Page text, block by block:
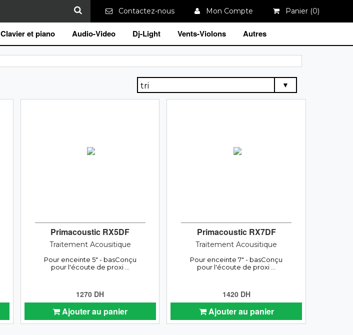
Contactez-nous Mon Compte Panier (0)
Clavier et piano Audio-Video Dj-Light Vents-Violons Autres
Primacoustic RX5DF
Traitement Acousitique
Pour enceinte 5" - basConçu
pour l'écoute de proxi ...
1270 DH
Ajouter au panier
Primacoustic RX7DF
Traitement Acousitique
Pour enceinte 7" - basConçu
pour l'écoute de proxi ...
1420 DH
Ajouter au panier